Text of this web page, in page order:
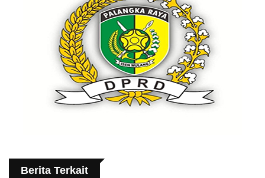
Berita Terkait